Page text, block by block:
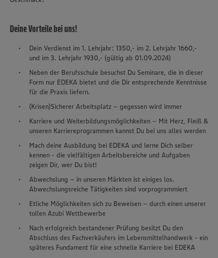
Deine Vorteile bei uns!
Dein Verdienst im 1. Lehrjahr: 1350,- im 2. Lehrjahr 1660,-
und im 3. Lehrjahr 1930,- (gültig ab 01.09.2024)
Neben der Berufsschule besuchst Du Seminare, die in dieser
Form nur EDEKA bietet und die Dir entsprechende Kenntnisse
für die Praxis liefern.
(Krisen)Sicherer Arbeitsplatz – gegessen wird immer
Karriere und Weiterbildungsmöglichkeiten – Mit Herz, Fleiß &
unseren Karriereprogrammen kannst Du bei uns alles werden
Mach deine Ausbildung bei EDEKA und lerne Dich selber
kennen - die vielfältigen Arbeitsbereiche und Aufgaben
zeigen Dir, wer Du bist!
Abwechslung – in unseren Märkten ist einiges los.
Abwechslungsreiche Tätigkeiten sind vorprogrammiert
Etliche Möglichkeiten sich zu Beweisen – durch einen unserer
tollen Azubi Wettbewerbe
Nach erfolgreich bestandener Prüfung besitzt Du den
Abschluss des Fachverkäufers im Lebensmittelhandwerk - ein
späteres Fundament für eine schnelle Karriere bei EDEKA